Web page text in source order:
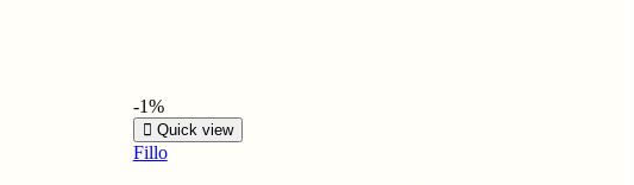
-1%
Quick view
Fillo